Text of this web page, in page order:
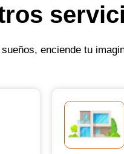
enciende tu